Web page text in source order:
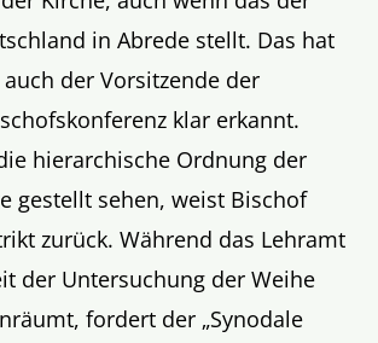
in Abrede stellt. Das hat
der Vorsitzende der
klar erkannt.
hierarchische Ordnung der
gestellt sehen, weist Bischof
zurück. Während das Lehramt
der Untersuchung der Weihe
fordert der „Synodale